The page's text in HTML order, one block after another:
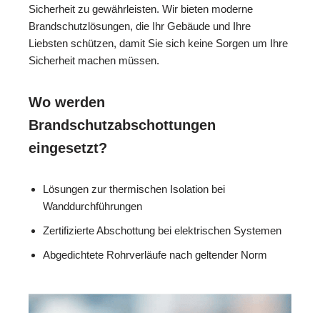
Sicherheit zu gewährleisten. Wir bieten moderne
Brandschutzlösungen, die Ihr Gebäude und Ihre
Liebsten schützen, damit Sie sich keine Sorgen um Ihre
Sicherheit machen müssen.
Wo werden
Brandschutzabschottungen
eingesetzt?
Lösungen zur thermischen Isolation bei
Wanddurchführungen
Zertifizierte Abschottung bei elektrischen Systemen
Abgedichtete Rohrverläufe nach geltender Norm